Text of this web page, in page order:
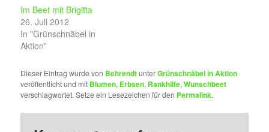
Im Beet mit Brigitta
26. Juli 2012
In "Grünschnäbel in
Aktion"
Dieser Eintrag wurde von BehrendtunterGrünschnäbel in Aktion
veröffentlicht und mit Blumen, Erbsen, Rankhilfe,Wunschbeet
verschlagwortet. Setze ein Lesezeichen für den Permalink.